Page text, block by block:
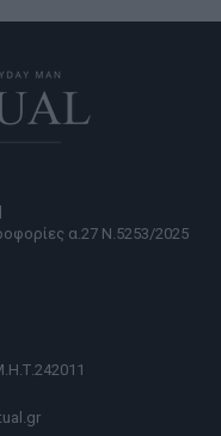
α.27 Ν.5253/2025